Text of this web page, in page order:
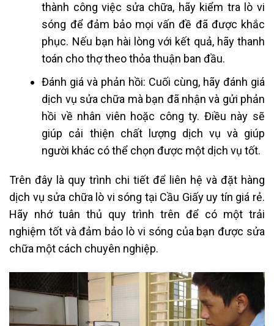
thành công việc sửa chữa, hãy kiểm tra lò vi
sóng để đảm bảo mọi vấn đề đã được khắc
phục. Nếu bạn hài lòng với kết quả, hãy thanh
toán cho thợ theo thỏa thuận ban đầu.
Đánh giá và phản hồi: Cuối cùng, hãy đánh giá
dịch vụ sửa chữa mà bạn đã nhận và gửi phản
hồi về nhân viên hoặc công ty. Điều này sẽ
giúp cải thiện chất lượng dịch vụ và giúp
người khác có thể chọn được một dịch vụ tốt.
Trên đây là quy trình chi tiết để liên hệ và đặt hàng
dịch vụ sửa chữa lò vi sóng tại Cầu Giấy uy tín giá rẻ.
Hãy nhớ tuân thủ quy trình trên để có một trải
nghiệm tốt và đảm bảo lò vi sóng của bạn được sửa
chữa một cách chuyên nghiệp.